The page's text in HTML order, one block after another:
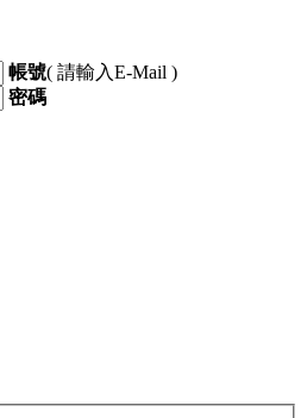
帳號( 請輸入E-Mail )
密碼